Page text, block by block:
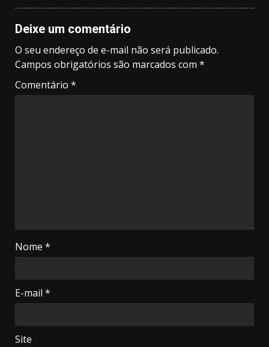
Deixe um comentário
O seu endereço de e-mail não será publicado.
Campos obrigatórios são marcados com *
Comentário *
Nome *
E-mail *
Site